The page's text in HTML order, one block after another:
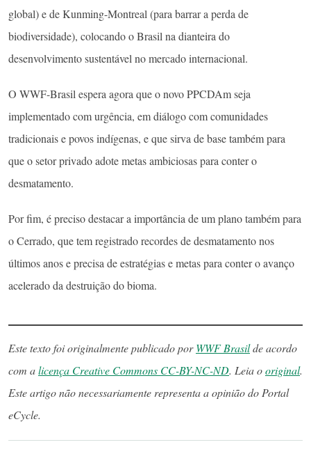
global) e de Kunming-Montreal (para barrar a perda de
biodiversidade), colocando o Brasil na dianteira do
desenvolvimento sustentável no mercado internacional.
O WWF-Brasil espera agora que o novo PPCDAm seja
implementado com urgência, em diálogo com comunidades
tradicionais e povos indígenas, e que sirva de base também para
que o setor privado adote metas ambiciosas para conter o
desmatamento.
Por fim, é preciso destacar a importância de um plano também para
o Cerrado, que tem registrado recordes de desmatamento nos
últimos anos e precisa de estratégias e metas para conter o avanço
acelerado da destruição do bioma.
Este texto foi originalmente publicado porWWF Brasilde acordo
com alicença Creative Commons CC-BY-NC-ND. Leia ooriginal.
Este artigo não necessariamente representa a opinião do Portal
eCycle.